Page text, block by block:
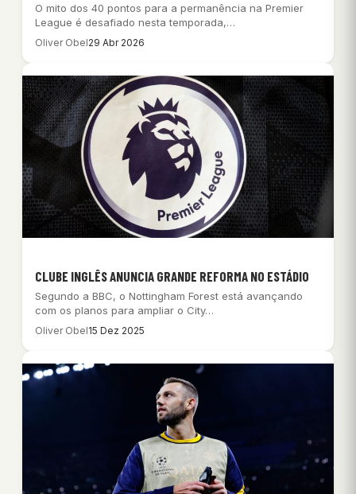
O mito dos 40 pontos para a permanência na Premier
League é desafiado nesta temporada,…
Oliver Obel29 Abr 2026
CLUBE INGLÊS ANUNCIA GRANDE REFORMA NO ESTÁDIO
Segundo a BBC, o Nottingham Forest está avançando
com os planos para ampliar o City…
Oliver Obel15 Dez 2025